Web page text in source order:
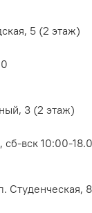
5 (2 этаж)
3 (2 этаж)
вск 10:00-
Студенческая,